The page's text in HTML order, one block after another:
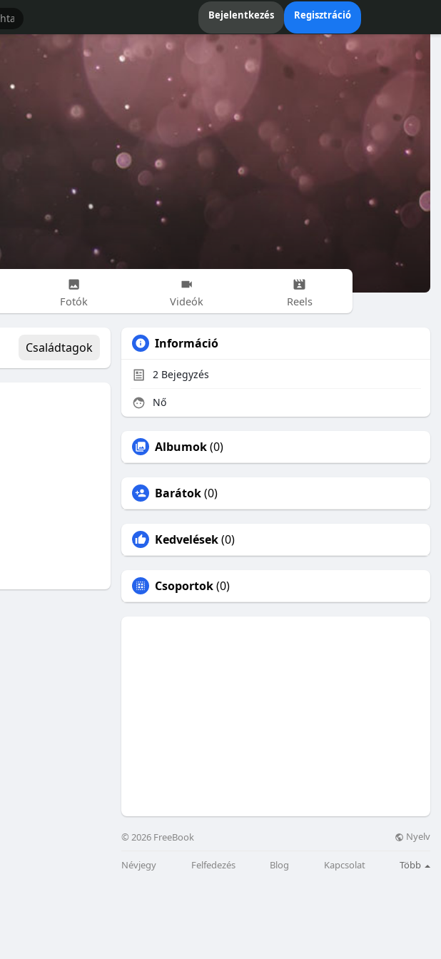
Bejelentkezés Regisztráció
Fotók Videók Reels
Családtagok Információ
2 Bejegyzés
Nő
Albumok(0)
Barátok(0)
Kedvelések(0)
Csoportok(0)
© 2026 FreeBook Nyelv
Névjegy Felfedezés Blog Kapcsolat Több